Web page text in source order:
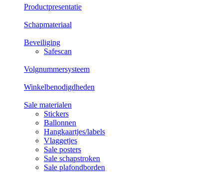
Productpresentatie
Schapmateriaal
Beveiliging
Safescan
Volgnummersysteem
Winkelbenodigdheden
Sale materialen
Stickers
Ballonnen
Hangkaartjes/labels
Vlaggetjes
Sale posters
Sale schapstroken
Sale plafondborden